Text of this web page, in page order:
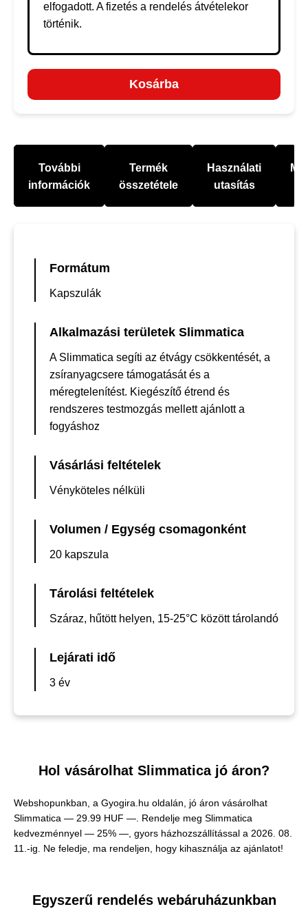
elfogadott. A fizetés a rendelés átvételekor
történik.
Kosárba
További
információk
Termék
összetétele
Használati
utasítás
Formátum
Kapszulák
Alkalmazási területek Slimmatica
A Slimmatica segíti az étvágy csökkentését, a
zsíranyagcsere támogatását és a
méregtelenítést. Kiegészítő étrend és
rendszeres testmozgás mellett ajánlott a
fogyáshoz
Vásárlási feltételek
Vényköteles nélküli
Volumen / Egység csomagonként
20 kapszula
Tárolási feltételek
Száraz, hűtött helyen, 15-25°C között tárolandó
Lejárati idő
3 év
Hol vásárolhat Slimmatica jó áron?
Webshopunkban, a Gyogira.hu oldalán, jó áron vásárolhat
Slimmatica — 29.99 HUF — . Rendelje meg Slimmatica
kedvezménnyel — 25% —, gyors házhozszállítással a 2026. 08.
11.-ig. Ne feledje, ma rendeljen, hogy kihasználja az ajánlatot!
Egyszerű rendelés webáruházunkban